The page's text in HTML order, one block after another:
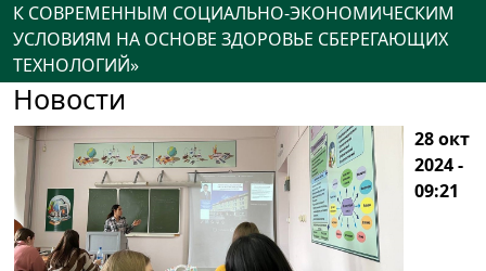
К СОВРЕМЕННЫМ СОЦИАЛЬНО-ЭКОНОМИЧЕСКИМ
УСЛОВИЯМ НА ОСНОВЕ ЗДОРОВЬЕ СБЕРЕГАЮЩИХ
ТЕХНОЛОГИЙ»
Новости
28 окт
2024 -
09:21